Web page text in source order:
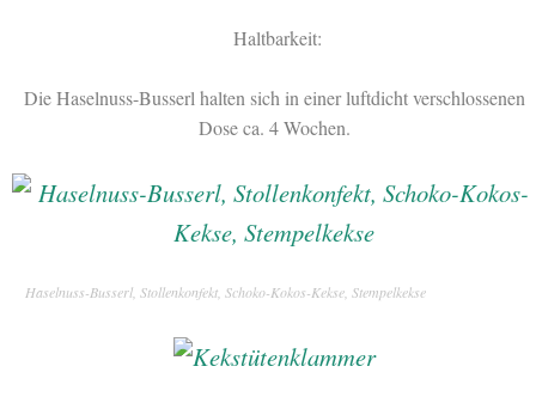
Haltbarkeit:
Die Haselnuss-Busserl halten sich in einer luftdicht verschlossenen
Dose ca. 4 Wochen.
Haselnuss-Busserl, Stollenkonfekt, Schoko-Kokos-Kekse, Stempelkekse